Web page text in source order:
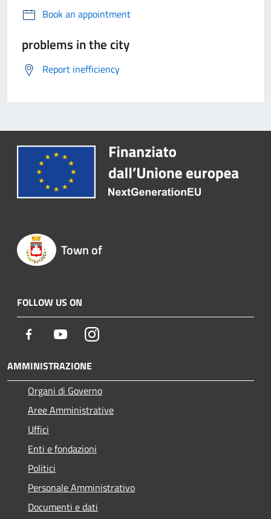
Book an appointment
problems in the city
Report inefficiency
Town of
FOLLOW US ON
Facebook YoutubeInstagram
AMMINISTRAZIONE
Organi di Governo
Aree Amministrative
Uffici
Enti e fondazioni
Politici
Personale Amministrativo
Documenti e dati